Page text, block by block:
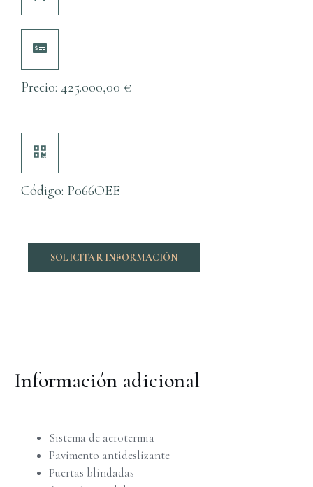
Precio: 425.000,00 €
Código: P066OEE
SOLICITAR INFORMACIÓN
Información adicional
Sistema de aerotermia
Pavimento antideslizante
Puertas blindadas